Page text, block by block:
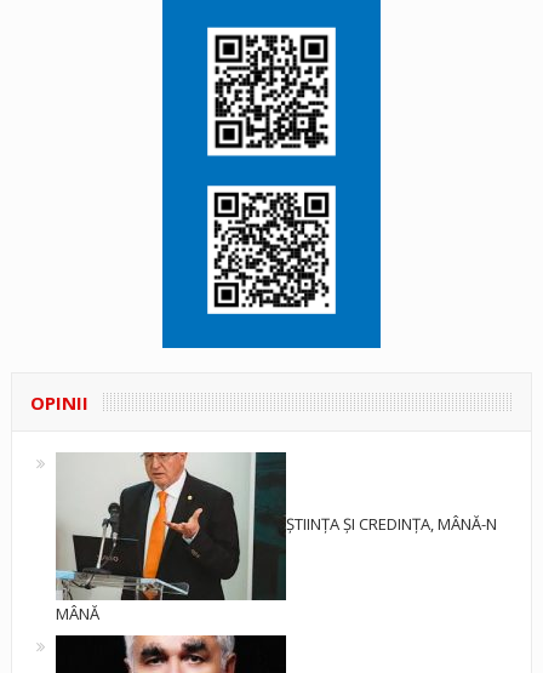
OPINII
ȘTIINȚA ȘI CREDINȚA, MÂNĂ-N
MÂNĂ